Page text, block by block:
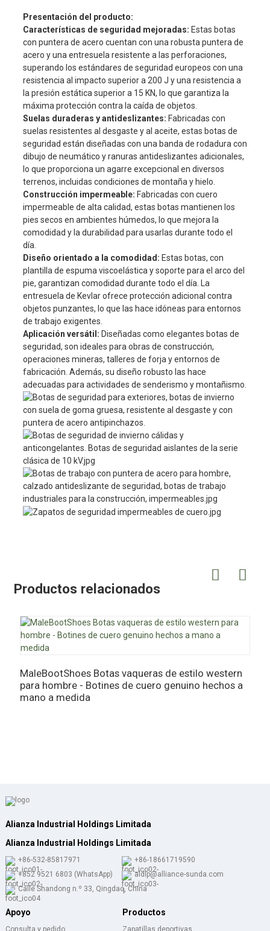
Presentación del producto:
Características de seguridad mejoradas: Estas botas
con puntera de acero cuentan con una robusta puntera de
acero y una entresuela resistente a las perforaciones,
superando los estándares de seguridad europeos con una
resistencia al impacto superior a 200 J y una resistencia a
la presión estática superior a 15 KN, lo que garantiza la
máxima protección contra la caída de objetos.
Suelas duraderas y antideslizantes: Fabricadas con
suelas resistentes al desgaste y al aceite, estas botas de
seguridad están diseñadas con una banda de rodadura con
dibujo de neumático y ranuras antideslizantes adicionales,
lo que proporciona un agarre excepcional en diversos
terrenos, incluidas condiciones de montaña y hielo.
Construcción impermeable: Fabricadas con cuero
impermeable de alta calidad, estas botas mantienen los
pies secos en ambientes húmedos, lo que mejora la
comodidad y la durabilidad para usarlas durante todo el
día.
Diseño orientado a la comodidad: Estas botas, con
plantilla de espuma viscoelástica y soporte para el arco del
pie, garantizan comodidad durante todo el día. La
entresuela de Kevlar ofrece protección adicional contra
objetos punzantes, lo que las hace idóneas para entornos
de trabajo exigentes.
Aplicación versátil: Diseñadas como elegantes botas de
seguridad, son ideales para obras de construcción,
operaciones mineras, talleres de forja y entornos de
fabricación. Además, su diseño robusto las hace
adecuadas para actividades de senderismo y montañismo.
Productos relacionados
MaleBootShoes Botas vaqueras de estilo western
para hombre - Botines de cuero genuino hechos a
mano a medida
Alianza Industrial Holdings Limitada
Alianza Industrial Holdings Limitada
+86-532-85817971
+86-18661719590
+852 9521 6803 (WhatsApp)
aldlp@alliance-sunda.com
Calle Shandong n.º 33, Qingdao, China
Apoyo
Consulta y pedido
Productos
Zapatillas deportivas